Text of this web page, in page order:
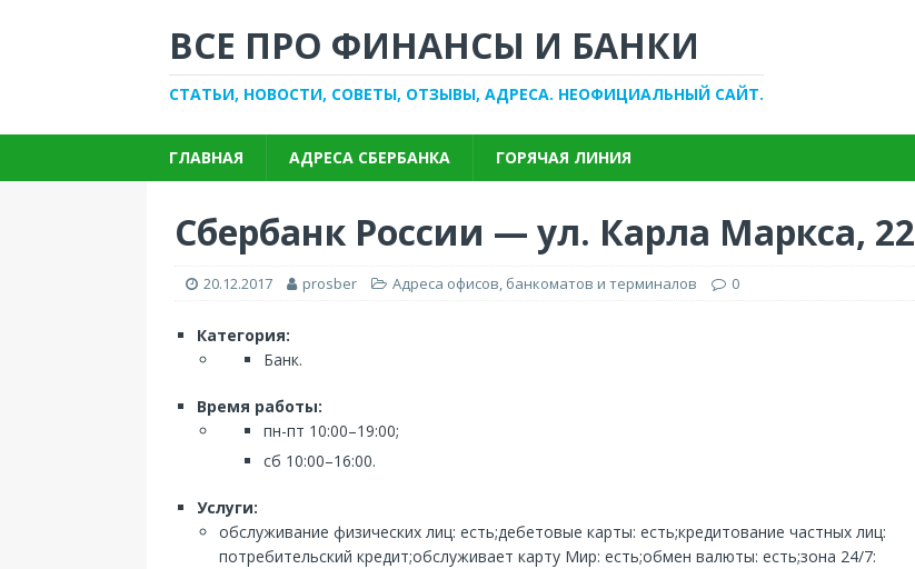
ВСЕ ПРО ФИНАНСЫ И БАНКИ
СТАТЬИ, НОВОСТИ, СОВЕТЫ, ОТЗЫВЫ, АДРЕСА. НЕОФИЦИАЛЬНЫЙ САЙТ.
ГЛАВНАЯ АДРЕСА СБЕРБАНКА ГОРЯЧАЯ ЛИНИЯ
Сбербанк России — ул. Карла Маркса, 22
20.12.2017 prosber Адреса офисов, банкоматов и терминалов 0
Категория:
Банк.
Время работы:
пн-пт 10:00–19:00;
сб 10:00–16:00.
Услуги:
обслуживание физических лиц: есть;дебетовые карты: есть;кредитование частных лиц:
потребительский кредит;обслуживает карту Мир: есть;обмен валюты: есть;зона 24/7: